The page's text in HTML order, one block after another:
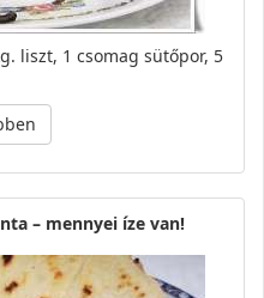
liszt, 1 csomag sütőpor, 5
– mennyei íze van!